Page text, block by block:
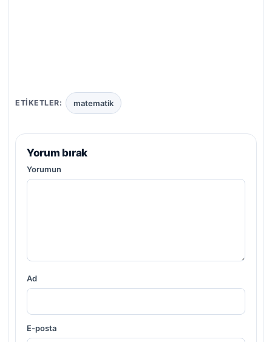
ETIKETLER: matematik
Yorum bırak
Yorumun
Ad
E-posta